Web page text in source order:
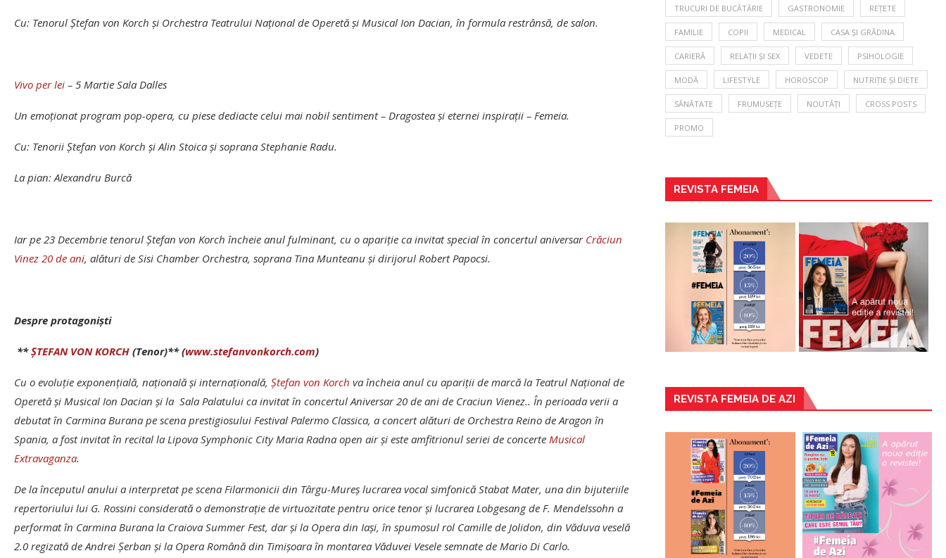
Cu: Tenorul Ştefan von Korch şi Orchestra Teatrului Naţional de Operetă şi Musical Ion Dacian, în formula restrânsă, de salon.
Vivo per lei – 5 Martie Sala Dalles
Un emoţionat program pop-opera, cu piese dediacte celui mai nobil sentiment – Dragostea şi eternei inspiraţii – Femeia.
Cu: Tenorii Ştefan von Korch şi Alin Stoica şi soprana Stephanie Radu.
La pian: Alexandru Burcă
Iar pe 23 Decembrie tenorul Ştefan von Korch încheie anul fulminant, cu o apariţie ca invitat special în concertul aniversar Crăciun
Vinez 20 de ani, alături de Sisi Chamber Orchestra, soprana Tina Munteanu şi dirijorul Robert Papocsi.
Despre protagonişti
**ŞTEFAN VON KORCH (Tenor)** (www.stefanvonkorch.com)
Cu o evoluţie exponențială, națională şi internaţională, Ştefan von Korch va încheia anul cu apariţii de marcă la Teatrul Naţional de
Operetă şi Musical Ion Dacian şi la Sala Palatului ca invitat în concertul Aniversar 20 de ani de Craciun Vienez.. În perioada verii a
debutat în Carmina Burana pe scena prestigiosului Festival Palermo Classica, a concert alături de Orchestra Reino de Aragon în
Spania, a fost invitat în recital la Lipova Symphonic City Maria Radna open air şi este amfitrionul seriei de concerte Musical
Extravaganza.
De la începutul anului a interpretat pe scena Filarmonicii din Târgu-Mureş lucrarea vocal simfonică Stabat Mater, una din bijuteriile
repertoriului lui G. Rossini considerată o demonstraţie de virtuozitate pentru orice tenor şi lucrarea Lobgesang de F. Mendelssohn a
performat în Carmina Burana la Craiova Summer Fest, dar şi la Opera din Iaşi, în spumosul rol Camille de Jolidon, din Văduva veselă
2.0 regizată de Andrei Șerban şi la Opera Română din Timişoara în montarea Văduvei Vesele semnate de Mario Di Carlo.
TRUCURI DE BUCĂTĂRIE GASTRONOMIE REȚETE
FAMILIE COPII MEDICAL CASA ȘI GRĂDINA
CARIERĂ RELAȚII ȘI SEX VEDETE PSIHOLOGIE
MODĂ LIFESTYLE HOROSCOP NUTRIȚIE ȘI DIETE
SĂNĂTATE FRUMUSEȚE NOUTĂȚI CROSS POSTS
PROMO
REVISTA FEMEIA
REVISTA FEMEIA DE AZI